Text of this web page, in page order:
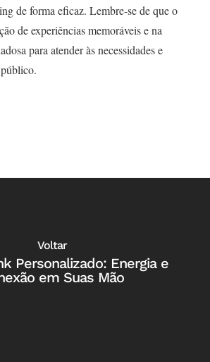
de forma eficaz. Lembre-se de que o
de experiências memoráveis e na
para atender às necessidades e
Voltar
Personalizado: Energia e
em Suas Mão